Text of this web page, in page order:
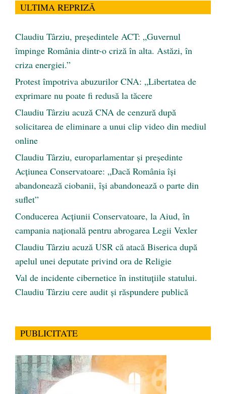
ULTIMA REPRIZĂ
Claudiu Târziu, președintele ACT: „Guvernul
împinge România dintr-o criză în alta. Astăzi, în
criza energiei.”
Protest împotriva abuzurilor CNA: „Libertatea de
exprimare nu poate fi redusă la tăcere
Claudiu Târziu acuză CNA de cenzură după
solicitarea de eliminare a unui clip video din mediul
online
Claudiu Târziu, europarlamentar și președinte
Acțiunea Conservatoare: „Dacă România își
abandonează ciobanii, își abandonează o parte din
suflet”
Conducerea Acțiunii Conservatoare, la Aiud, în
campania națională pentru abrogarea Legii Vexler
Claudiu Târziu acuză USR că atacă Biserica după
apelul unei deputate privind ora de Religie
Val de incidente cibernetice în instituțiile statului.
Claudiu Târziu cere audit și răspundere publică
PUBLICITATE